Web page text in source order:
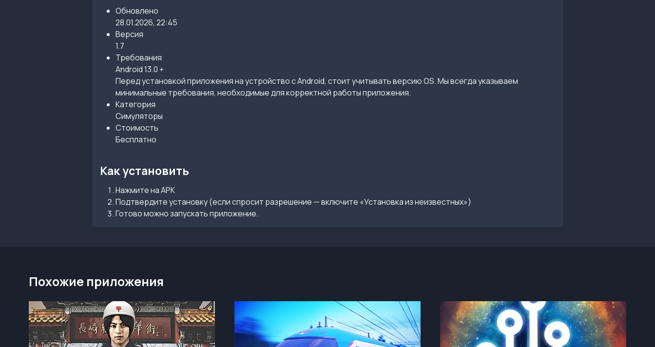
Обновлено
28.01.2026, 22:45
Версия
1.7
Требования
Android 13.0 +
Перед установкой приложения на устройство с Android, стоит учитывать версию OS. Мы всегда указываем
минимальные требования, необходимые для корректной работы приложения.
Категория
Симуляторы
Стоимость
Бесплатно
Как установить
Нажмите на APK
Подтвердите установку (если спросит разрешение — включите «Установка из неизвестных»)
Готово можно запускать приложение.
Похожие приложения